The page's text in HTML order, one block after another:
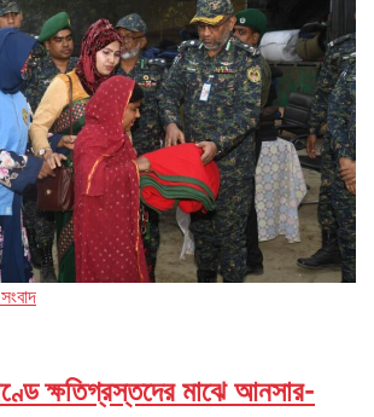
ক্ষতিগ্রস্তদের মাঝে আনসার-